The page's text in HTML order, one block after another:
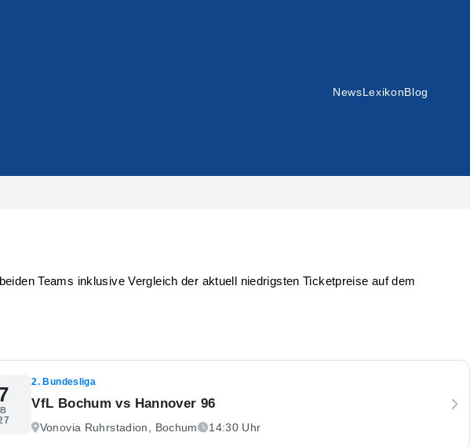
News Lexikon Blog
Teams inklusive Vergleich der aktuell niedrigsten Ticketpreise auf dem
2. Bundesliga
VfL Bochum vs Hannover 96
Vonovia Ruhrstadion, Bochum 14:30 Uhr